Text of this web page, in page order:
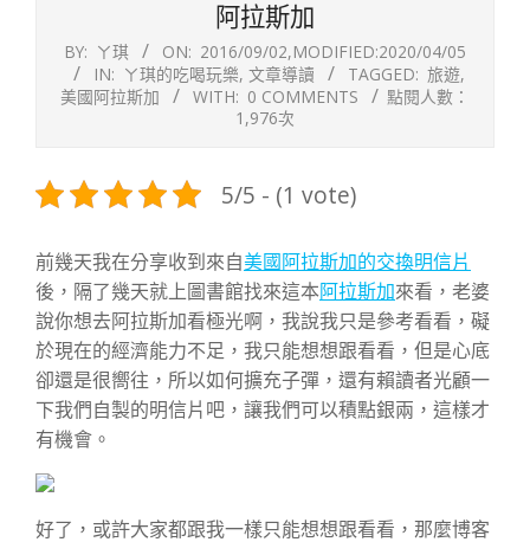
阿拉斯加
BY: ㄚ琪 ON: 2016/09/02,MODIFIED:2020/04/05
IN: ㄚ琪的吃喝玩樂, 文章導讀 TAGGED: 旅遊,
美國阿拉斯加
WITH: 0 COMMENTS
點閱人數：
1,976次
5/5 - (1 vote)
前幾天我在分享收到來自美國阿拉斯加的交換明信片
後，隔了幾天就上圖書館找來這本阿拉斯加來看，老婆
說你想去阿拉斯加看極光啊，我說我只是參考看看，礙
於現在的經濟能力不足，我只能想想跟看看，但是心底
卻還是很嚮往，所以如何擴充子彈，還有賴讀者光顧一
下我們自製的明信片吧，讓我們可以積點銀兩，這樣才
有機會。
好了，或許大家都跟我一樣只能想想跟看看，那麼博客